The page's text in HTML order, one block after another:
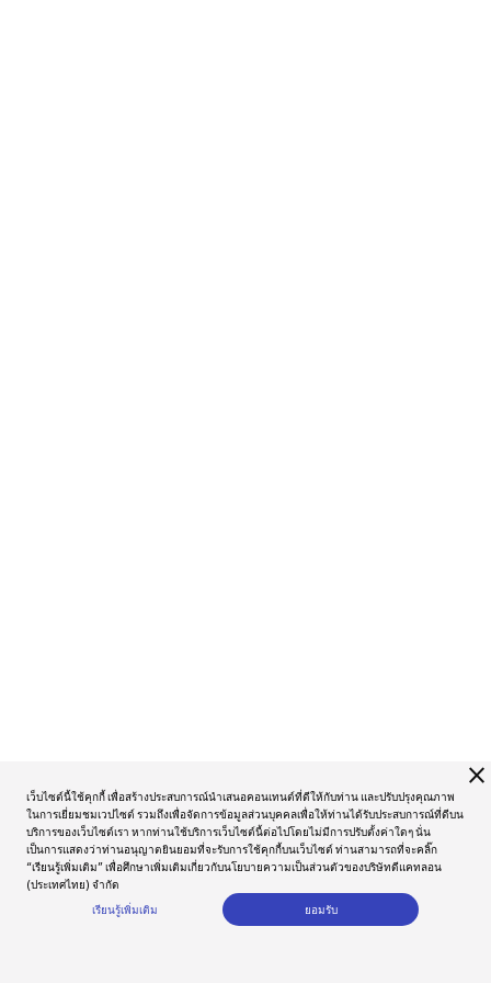
close
เว็บไซต์นี้ใช้คุกกี้ เพื่อสร้างประสบการณ์นำเสนอคอนเทนต์ที่ดีให้กับท่าน และปรับปรุงคุณภาพ
ในการเยี่ยมชมเวปไซต์ รวมถึงเพื่อจัดการข้อมูลส่วนบุคคลเพื่อให้ท่านได้รับประสบการณ์ที่ดีบน
บริการของเว็บไซต์เรา หากท่านใช้บริการเว็บไซต์นี้ต่อไปโดยไม่มีการปรับตั้งค่าใดๆ นั่น
เป็นการแสดงว่าท่านอนุญาตยินยอมที่จะรับการใช้คุกกี้บนเว็บไซต์ ท่านสามารถที่จะคลิ๊ก
“เรียนรู้เพิ่มเติม” เพื่อศึกษาเพิ่มเติมเกี่ยวกับนโยบายความเป็นส่วนตัวของบริษัทดีแคทลอน
(ประเทศไทย) จำกัด
เรียนรู้เพิ่มเติม
ยอมรับ